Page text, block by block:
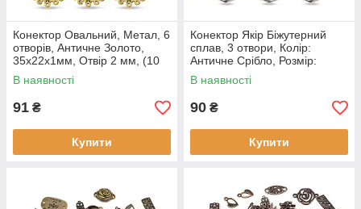
Конектор Овальний, Метал, 6
отворів, Античне Золото,
35х22х1мм, Отвір 2 мм, (10
шт)
В наявності
91 ₴
Купити
Конектор Якір Біжутерний
сплав, 3 отвори, Колір:
Античне Срібло, Розмір:
29х24х3мм, Отвірі 3 мм, (5
шт)
В наявності
90 ₴
Купити